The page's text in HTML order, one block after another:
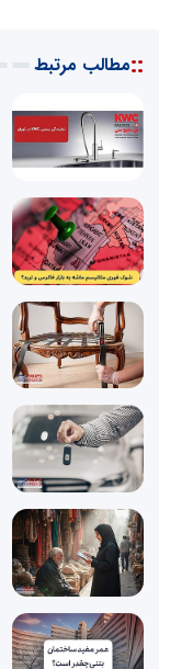
::مطالب مرتبط